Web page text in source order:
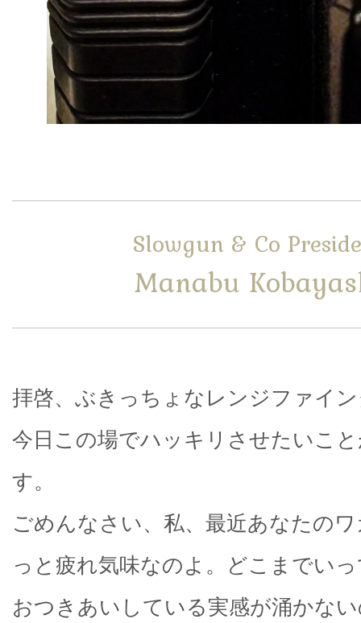
Slowgun & Co
Manabu
拝啓、ぶきっちょなレンジファイ
今日この場でハッキリさせたいこ
す。
ごめんなさい、私、最近あなたの
っと疲れ気味なのよ。どこまでい
おつきあいしている実感が涌かな